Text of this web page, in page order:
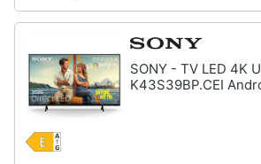
SONY - TV LED 4K
K43S39BP.CEI